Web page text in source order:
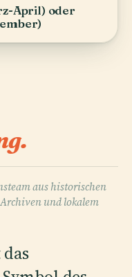
April) oder
aus historischen
und lokalem